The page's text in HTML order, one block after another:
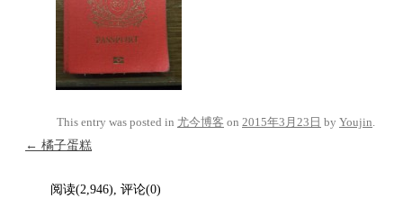
This entry was posted in 尤今博客 on 2015年3月23日 by Youjin.
Post navigation
← 橘子蛋糕
阅读(2,946), 评论(0)